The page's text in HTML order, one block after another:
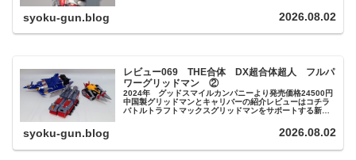
syoku-gun.blog 2026.08.02
レビュー069 THE合体 DX超合体超人 フルパ
ワーグリッドマン ②
2024年 グッドスマイルカンパニーより発売価格24500円
中国製グリッドマンとキャリバーの紹介レビューはコチラ
バトルトラフトマックスグリッドマンをサポートする新世
syoku-gun.blog 2026.08.02